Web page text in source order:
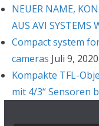
NEUER NAME,
AUS AVI SYSTEMS
Compact system
cameras Juli 9, 2020
Kompakte TFL-
mit 4/3“ Sensoren